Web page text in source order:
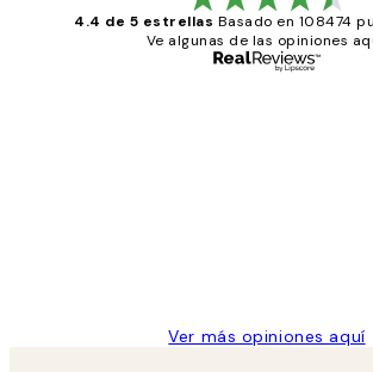
4.4 de 5 estrellas Basado en 108474
Ve algunas de las opiniones
Ver más opiniones aquí